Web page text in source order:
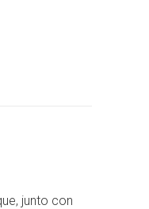
junto con